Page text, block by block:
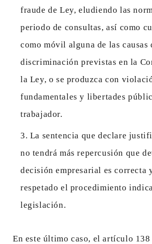
fraude de Ley, eludiendo las
periodo de consultas, así como
como móvil alguna de las causas
discriminación previstas en la
la Ley, o se produzca con
fundamentales y libertades
trabajador.
La sentencia que declare
no tendrá más repercusión que
decisión empresarial es correcta
respetado el procedimiento
legislación.
En este último caso, el artículo